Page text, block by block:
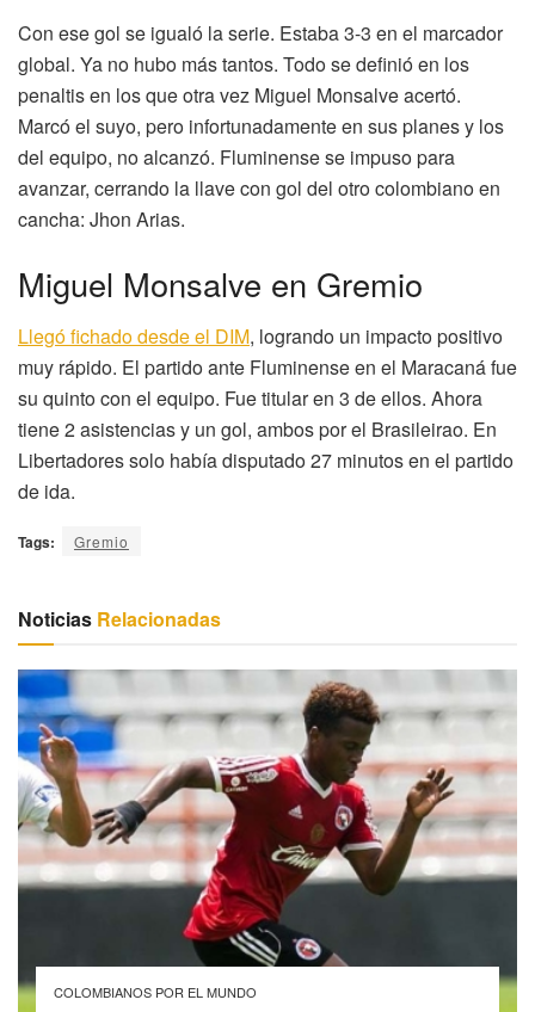
Con ese gol se igualó la serie. Estaba 3-3 en el marcador
global. Ya no hubo más tantos. Todo se definió en los
penaltis en los que otra vez Miguel Monsalve acertó.
Marcó el suyo, pero infortunadamente en sus planes y los
del equipo, no alcanzó. Fluminense se impuso para
avanzar, cerrando la llave con gol del otro colombiano en
cancha: Jhon Arias.
Miguel Monsalve en Gremio
Llegó fichado desde el DIM, logrando un impacto positivo
muy rápido. El partido ante Fluminense en el Maracaná fue
su quinto con el equipo. Fue titular en 3 de ellos. Ahora
tiene 2 asistencias y un gol, ambos por el Brasileirao. En
Libertadores solo había disputado 27 minutos en el partido
de ida.
Tags: Gremio
Noticias Relacionadas
COLOMBIANOS POR EL MUNDO